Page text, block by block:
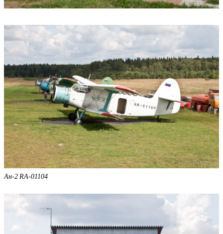
Ан-2 RA-01104